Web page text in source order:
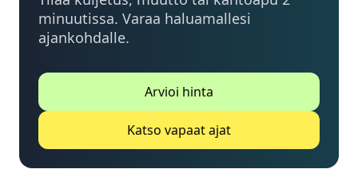
minuutissa. Varaa haluamallesi
ajankohdalle.
Arvioi hinta
Katso vapaat ajat